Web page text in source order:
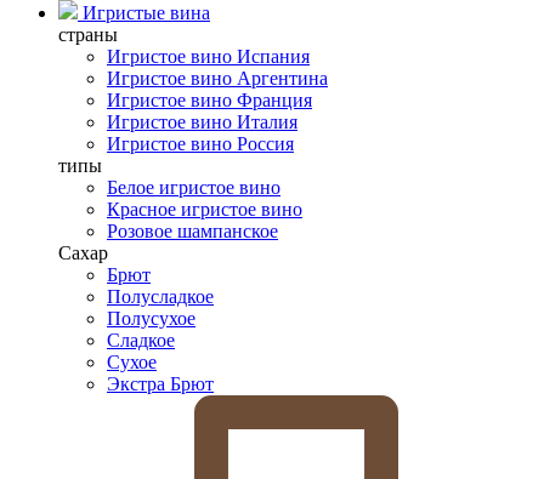
Игристые вина
страны
Игристое вино Испания
Игристое вино Аргентина
Игристое вино Франция
Игристое вино Италия
Игристое вино Россия
типы
Белое игристое вино
Красное игристое вино
Розовое шампанское
Сахар
Брют
Полусладкое
Полусухое
Сладкое
Сухое
Экстра Брют